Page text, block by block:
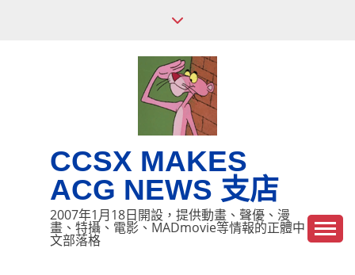
CCSX MAKES
ACG NEWS 支店
2007年1月18日開設，提供動畫、聲優、漫
畫、特攝、電影、MADmovie等情報的正體中
文部落格